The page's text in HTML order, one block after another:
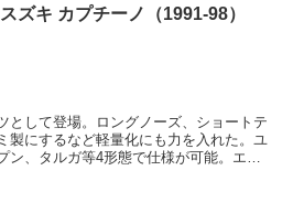
スズキ カプチーノ（1991-98）
として登場。ロングノーズ、ショートテ
製にするなど軽量化にも力を入れた。ユ
ン、タルガ等4形態で仕様が可能。エン